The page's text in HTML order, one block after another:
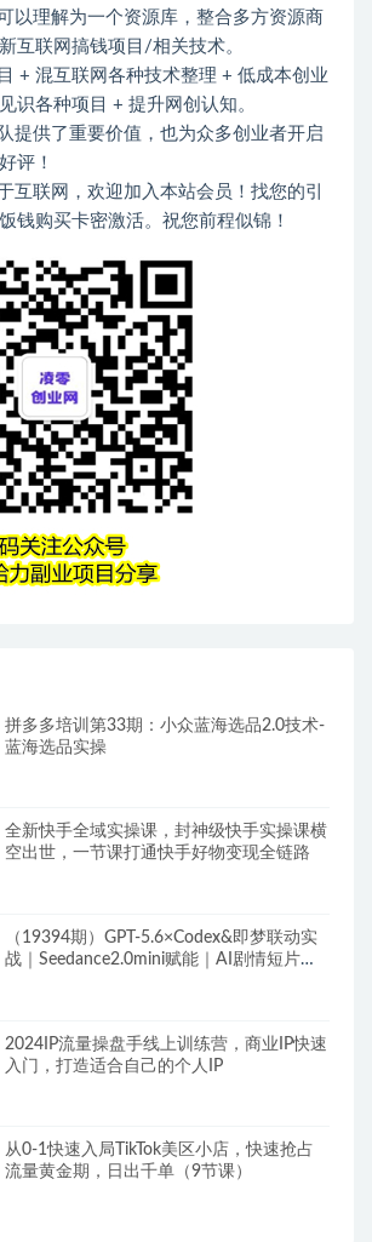
以理解为一个资源库，整合多方资源商
互联网搞钱项目/相关技术。
+ 混互联网各种技术整理 + 低成本创业
识各种项目 + 提升网创认知。
提供了重要价值，也为众多创业者开启
评！
互联网，欢迎加入本站会员！找您的引
钱购买卡密激活。祝您前程似锦！
拼多多培训第33期：小众蓝海选品2.0技术-
蓝海选品实操
全新快手全域实操课，封神级快手实操课横
空出世，一节课打通快手好物变现全链路
（19394期）GPT-5.6×Codex&即梦联动实
战｜Seedance2.0mini赋能｜AI剧情短片自
2024IP流量操盘手线上训练营，商业IP快速
入门，打造适合自己的个人IP
从0-1快速入局TikTok美区小店，快速抢占
流量黄金期，日出千单（9节课）